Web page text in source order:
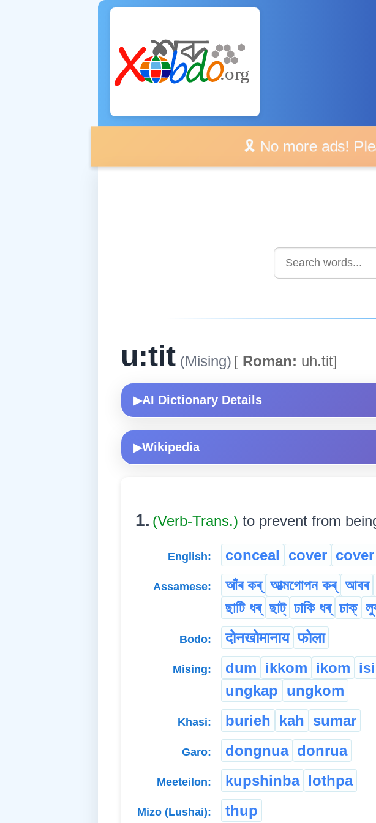
🎗️ No more ads!
u:tit (Mising) [ Roman: uh.tit]
▶AI Dictionary Details
▶Wikipedia
1. (Verb-Trans.) to prevent from being
English: conceal cover
Assamese: আঁৰ কৰ্ আত্মগোপন কৰ্ আবৰ
ছাটি ধৰ্ ছাট্ ঢাকি ধৰ্ ঢাক্
Bodo: दोनखोमानाय फोला
Mising: dum ikkom ikom isi
ungkap ungkom
Khasi: burieh kah sumar
Garo: dongnua donrua
Meeteilon: kupshinba lothpa
Mizo (Lushai): thup